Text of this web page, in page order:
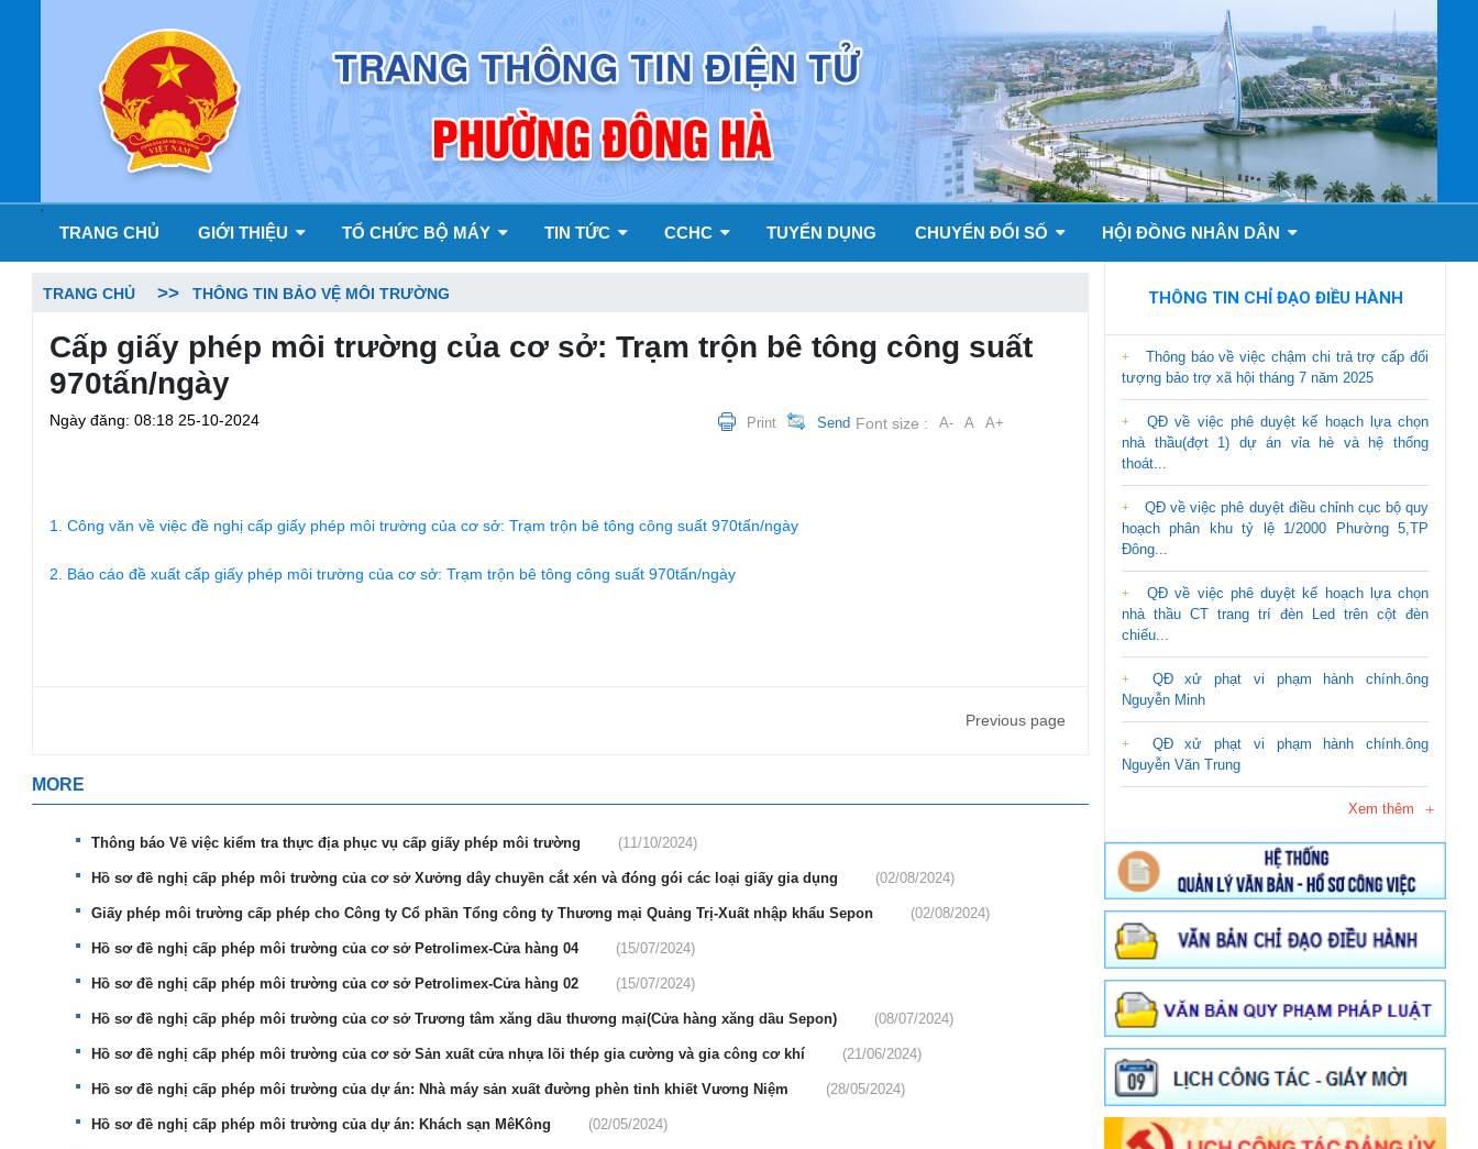
'
TRANG CHỦ GIỚI THIỆU TỔ CHỨC BỘ MÁY TIN TỨC CCHC TUYỂN DỤNG CHUYỂN ĐỔI SỐ HỘI ĐỒNG NHÂN DÂN
TRANG CHỦ THÔNG TIN BẢO VỆ MÔI TRƯỜNG
Cấp giấy phép môi trường của cơ sở: Trạm trộn bê tông công suất
970tấn/ngày
Ngày đăng: 08:18 25-10-2024 Print Send Font size : A- A A+
1. Công văn về việc đề nghị cấp giấy phép môi trường của cơ sở: Trạm trộn bê tông công suất 970tấn/ngày
2. Báo cáo đề xuất cấp giấy phép môi trường của cơ sở: Trạm trộn bê tông công suất 970tấn/ngày
Previous page
MORE
Thông báo Về việc kiểm tra thực địa phục vụ cấp giấy phép môi trường (11/10/2024)
Hồ sơ đề nghị cấp phép môi trường của cơ sở Xưởng dây chuyền cắt xén và đóng gói các loại giấy gia dụng (02/08/2024)
Giấy phép môi trường cấp phép cho Công ty Cổ phần Tổng công ty Thương mại Quảng Trị-Xuất nhập khẩu Sepon (02/08/2024)
Hồ sơ đề nghị cấp phép môi trường của cơ sở Petrolimex-Cửa hàng 04 (15/07/2024)
Hồ sơ đề nghị cấp phép môi trường của cơ sở Petrolimex-Cửa hàng 02 (15/07/2024)
Hồ sơ đề nghị cấp phép môi trường của cơ sở Trương tâm xăng dầu thương mại(Cửa hàng xăng dầu Sepon) (08/07/2024)
Hồ sơ đề nghị cấp phép môi trường của cơ sở Sản xuất cửa nhựa lõi thép gia cường và gia công cơ khí (21/06/2024)
Hồ sơ đề nghị cấp phép môi trường của dự án: Nhà máy sản xuất đường phèn tinh khiết Vương Niệm (28/05/2024)
Hồ sơ đề nghị cấp phép môi trường của dự án: Khách sạn MêKông (02/05/2024)
THÔNG TIN CHỈ ĐẠO ĐIỀU HÀNH
Thông báo về việc chậm chi trả trợ cấp đối
tượng bảo trợ xã hội tháng 7 năm 2025
QĐ về việc phê duyệt kế hoạch lựa chọn
nhà thầu(đợt 1) dự án vỉa hè và hệ thống
thoát...
QĐ về việc phê duyệt điều chỉnh cục bộ quy
hoạch phân khu tỷ lệ 1/2000 Phường 5,TP
Đông...
QĐ về việc phê duyệt kế hoạch lựa chọn
nhà thầu CT trang trí đèn Led trên cột đèn
chiếu...
QĐ xử phạt vi phạm hành chính.ông
Nguyễn Minh
QĐ xử phạt vi phạm hành chính.ông
Nguyễn Văn Trung
Xem thêm